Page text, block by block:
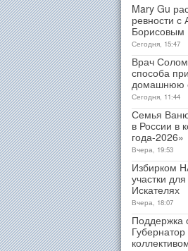
Mary Gu
ревности с
Борисовым
Сегодня, 15:47
Врач
способа
домашнюю
Сегодня, 11:44
Семья
в России в
года-2026»
Вчера, 19:53
Избирком
участки
Искателях
Вчера, 18:07
Поддержка